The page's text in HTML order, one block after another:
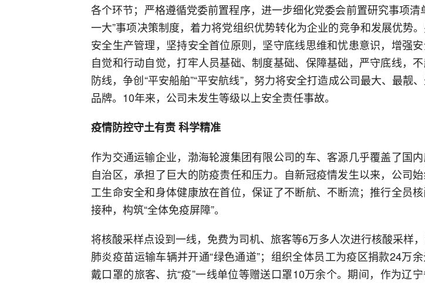
各个环节；严格遵循党委前置程序，进一步细化党委会前置研究事项清
一大”事项决策制度，着力将党组织优势转化为企业的竞争和发展优势
安全生产管理，坚持安全首位原则，坚守底线思维和忧患意识，增强
自觉和行动自觉，打牢人员基础、制度基础、保障基础，严守底线，
防线，争创“平安船舶”“平安航线”，努力将安全打造成公司最大、最靓
品牌。10年来，公司未发生等级以上安全责任事故。
疫情防控守土有责 科学精准
作为交通运输企业，渤海轮渡集团有限公司的车、客源几乎覆盖了国内
自治区，承担了巨大的防疫责任和压力。自新冠疫情发生以来，公司
工生命安全和身体健康放在首位，保证了不断航、不断流；推行全员
接种，构筑“全体免疫屏障”。
将核酸采样点设到一线，免费为司机、旅客等6万多人次进行核酸采样
肺炎疫苗运输车辆并开通“绿色通道”；组织全体员工为疫区捐款24万
戴口罩的旅客、抗“疫”一线单位等赠送口罩10万余个。期间，作为辽